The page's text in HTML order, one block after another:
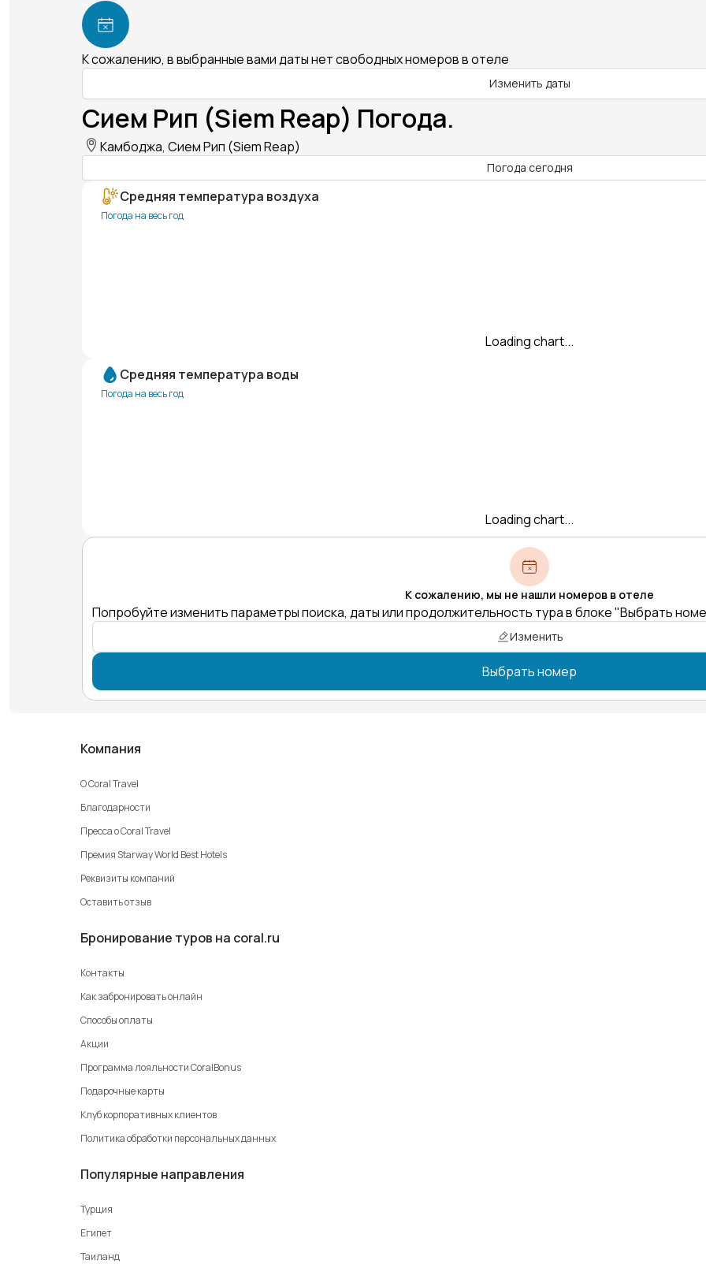
К сожалению, в выбранные вами даты нет свободных номеров в отеле
Изменить даты
Сием Рип (Siem Reap) Погода.
Камбоджа, Сием Рип (Siem Reap)
Погода сегодня
Средняя температура воздуха
Погода на весь год
Loading chart...
Средняя температура воды
Погода на весь год
Loading chart...
К сожалению, мы не нашли номеров в отеле
Попробуйте изменить параметры поиска, даты или продолжительность тура в блоке "Выбрать
Изменить
Выбрать номер
Компания
О Coral Travel
Благодарности
Пресса о Coral Travel
Премия Starway World Best Hotels
Реквизиты компаний
Оставить отзыв
Бронирование туров на coral.ru
Контакты
Как забронировать онлайн
Способы оплаты
Акции
Программа лояльности CoralBonus
Подарочные карты
Клуб корпоративных клиентов
Политика обработки персональных данных
Популярные направления
Турция
Египет
Таиланд